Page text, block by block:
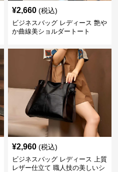
¥2,660 (税込)
ビジネスバッグ レディース 艶や
か曲線美ショルダートート
¥2,960 (税込)
ビジネスバッグ レディース 上質
レザー仕立て 職人技の美しいシ